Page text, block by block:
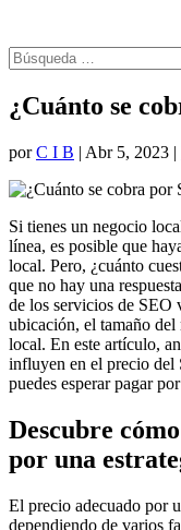
¿Cuánto se
porC I B | Abr 5, 2023 |
Si tienes un negocio
línea, es posible que
local. Pero, ¿cuánto
que no hay una
de los servicios de SEO
ubicación, el tamaño
local. En este artículo,
influyen en el precio del
puedes esperar pagar
Descubre
por una
El precio adecuado por
dependiendo de varios